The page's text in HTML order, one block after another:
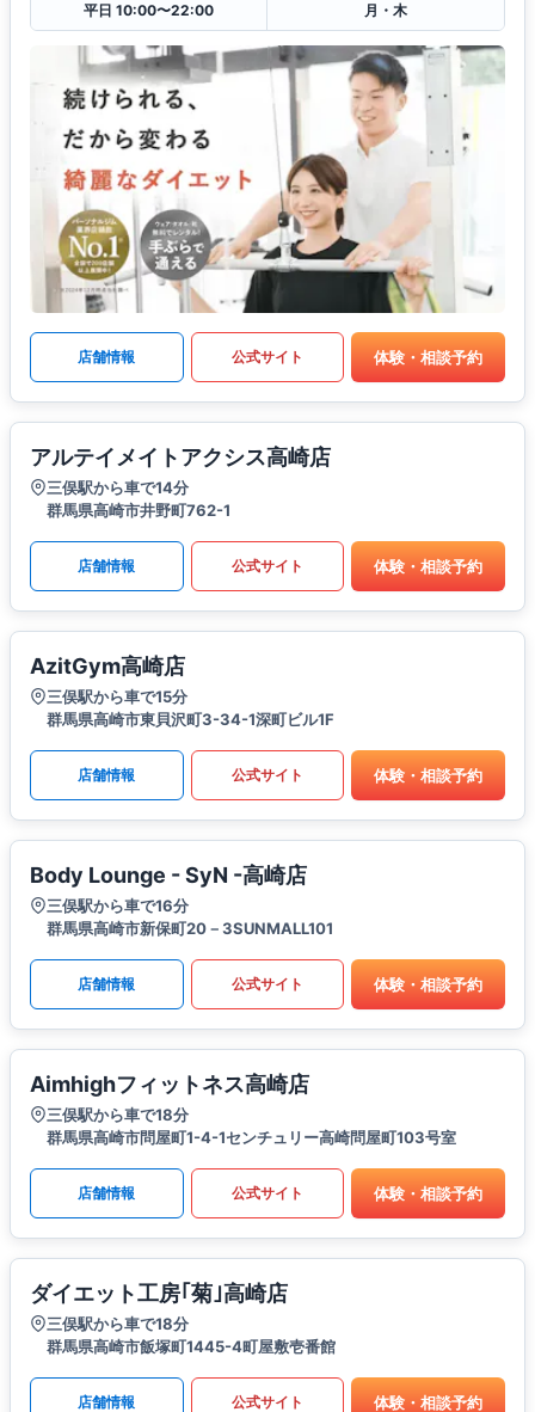
平日 10:00〜22:00
月・木
店舗情報 公式サイト 体験・相談予約
アルテイメイトアクシス高崎店
三俣駅から車で14分
群馬県高崎市井野町762-1
店舗情報 公式サイト 体験・相談予約
AzitGym高崎店
三俣駅から車で15分
群馬県高崎市東貝沢町3-34-1深町ビル1F
店舗情報 公式サイト 体験・相談予約
Body Lounge - SyN -高崎店
三俣駅から車で16分
群馬県高崎市新保町20－3SUNMALL101
店舗情報 公式サイト 体験・相談予約
Aimhighフィットネス高崎店
三俣駅から車で18分
群馬県高崎市問屋町1-4-1センチュリー高崎問屋町103号室
店舗情報 公式サイト 体験・相談予約
ダイエット工房｢菊｣高崎店
三俣駅から車で18分
群馬県高崎市飯塚町1445-4町屋敷壱番館
店舗情報 公式サイト 体験・相談予約